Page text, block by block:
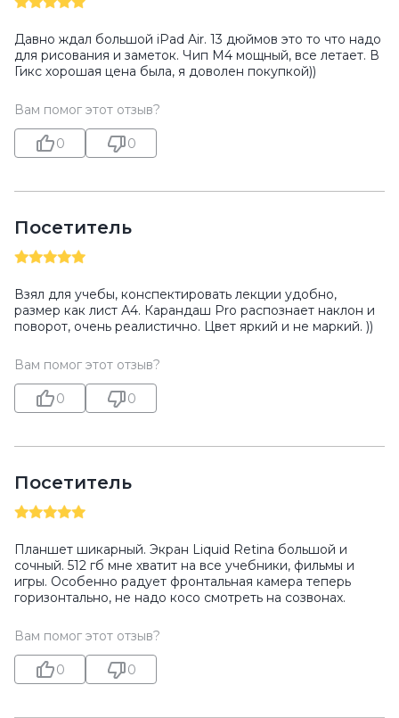
Давно ждал большой iPad Air. 13 дюймов это то что надо
для рисования и заметок. Чип M4 мощный, все летает. В
Гикс хорошая цена была, я доволен покупкой))
Вам помог этот отзыв?
0 0
Посетитель
Взял для учебы, конспектировать лекции удобно,
размер как лист А4. Карандаш Pro распознает наклон и
поворот, очень реалистично. Цвет яркий и не маркий. ))
Вам помог этот отзыв?
0 0
Посетитель
Планшет шикарный. Экран Liquid Retina большой и
сочный. 512 гб мне хватит на все учебники, фильмы и
игры. Особенно радует фронтальная камера теперь
горизонтально, не надо косо смотреть на созвонах.
Вам помог этот отзыв?
0 0